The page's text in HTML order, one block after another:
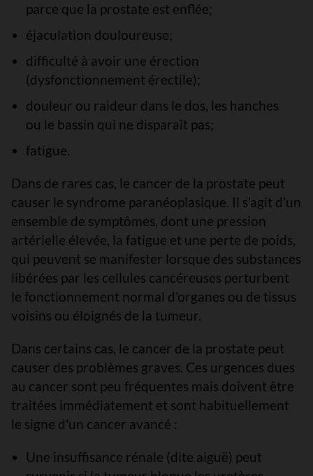
parce que la prostate est enflée;
éjaculation douloureuse;
difficulté à avoir une érection
(dysfonctionnement érectile);
douleur ou raideur dans le dos, les hanches
ou le bassin qui ne disparaît pas;
fatigue.
Dans de rares cas, le cancer de la prostate peut
causer le syndrome paranéoplasique. Il s’agit d’un
ensemble de symptômes, dont une pression
artérielle élevée, la fatigue et une perte de poids,
qui peuvent se manifester lorsque des substances
libérées par les cellules cancéreuses perturbent
le fonctionnement normal d’organes ou de tissus
voisins ou éloignés de la tumeur.
Dans certains cas, le cancer de la prostate peut
causer des problèmes graves. Ces urgences dues
au cancer sont peu fréquentes mais doivent être
traitées immédiatement et sont habituellement
le signe d'un cancer avancé :
Une insuffisance rénale (dite aiguë) peut